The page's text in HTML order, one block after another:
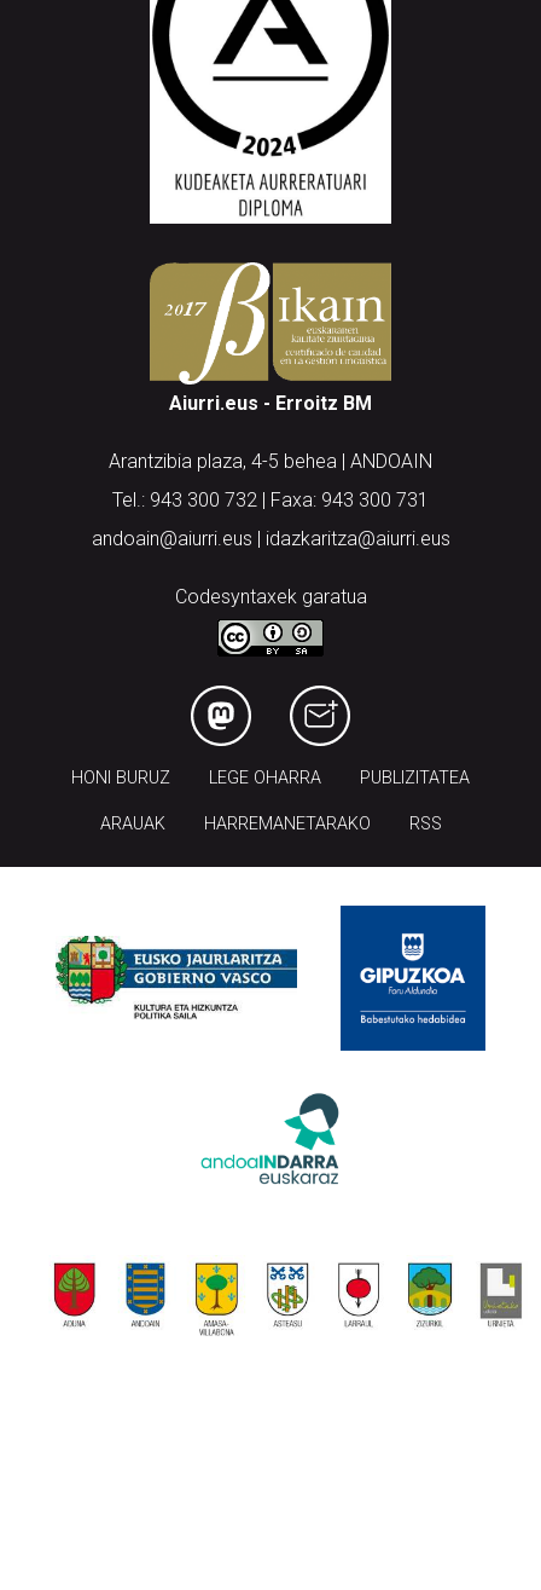
Aiurri.eus - Erroitz BM
Arantzibia plaza, 4-5 behea | ANDOAIN
Tel.: 943 300 732 | Faxa: 943 300 731
andoain@aiurri.eus | idazkaritza@aiurri.eus
Codesyntaxek garatua
HONI BURUZ LEGE OHARRA PUBLIZITATEA
ARAUAK HARREMANETARAKO RSS